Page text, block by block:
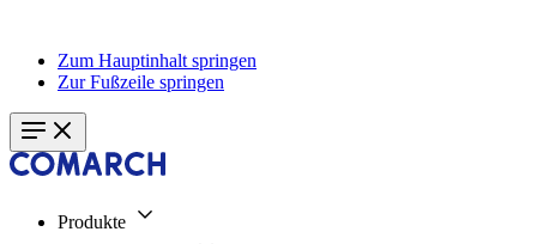
Zum Hauptinhalt springen
Zur Fußzeile springen
Produkte